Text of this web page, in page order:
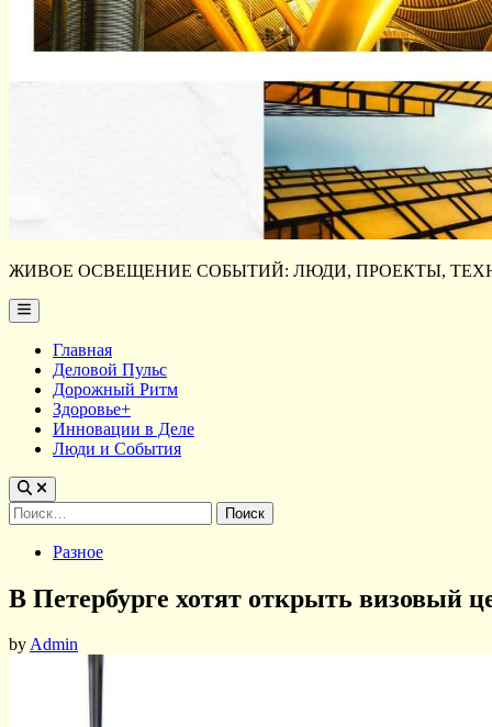
ЖИВОЕ ОСВЕЩЕНИЕ СОБЫТИЙ: ЛЮДИ, ПРОЕКТЫ,
Main
Menu
Главная
Деловой Пульс
Дорожный Ритм
Здоровье+
Инновации в Деле
Люди и События
Найти:
PostedРазное
В Петербурге хотят открыть визовый
byAdmin